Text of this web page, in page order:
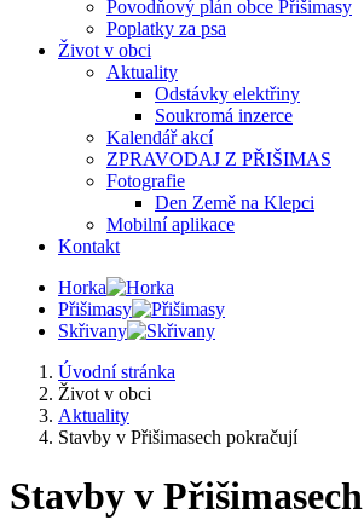
Povodňový plán obce Přišimasy
Poplatky za psa
Život v obci
Aktuality
Odstávky elektřiny
Soukromá inzerce
Kalendář akcí
ZPRAVODAJ Z PŘIŠIMAS
Fotografie
Den Země na Klepci
Mobilní aplikace
Kontakt
Horka
Přišimasy
Skřivany
Úvodní stránka
Život v obci
Aktuality
Stavby v Přišimasech pokračují
Stavby v Přišimasech